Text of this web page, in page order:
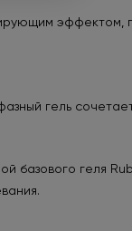
эффектом,
гель
базового геля